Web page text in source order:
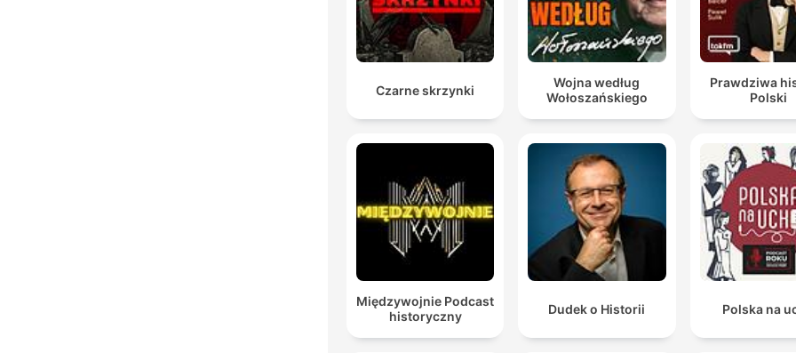
l'aggressione russa ha riattivato le logiche originarie
avevano portato alla Costituzione della Nato.
00:25:52 · Viene spiegato come l'aggressione russa in Ucraina
abbia restituito alla NATO una chiara ragione d'essere
geopolitica.
Io credo un presidente rivalutato dalla storia e dagli
00:32:16 · L'autore conclude la riflessione su Harry Truman
sostenendo che la sua figura sia stata correttamente riabilitata
nel tempo nonostante l'iniziale impopolarità.
Czarne skrzynki
Wojna według
Wołoszańskiego
Prawdziwa
Polski
Międzywojnie Podcast
historyczny
Dudek o Historii Polska na